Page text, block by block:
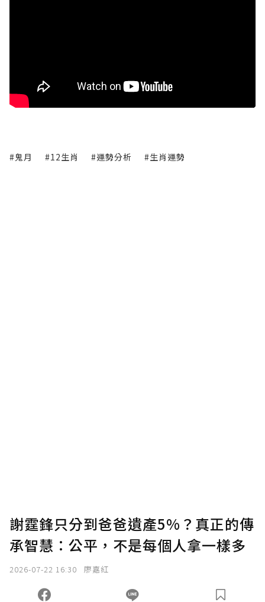
#鬼月 #12生肖 #運勢分析 #生肖運勢
謝霆鋒只分到爸爸遺產5%？真正的傳
承智慧：公平，不是每個人拿一樣多
2026-07-22 16:30 廖嘉紅